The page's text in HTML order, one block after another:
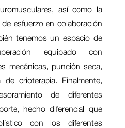
así como la
esfuerzo en colaboración
tenemos un espacio de
equipado con
mecánicas, punción seca,
de crioterapia. Finalmente,
de diferentes
hecho diferencial que
con los diferentes